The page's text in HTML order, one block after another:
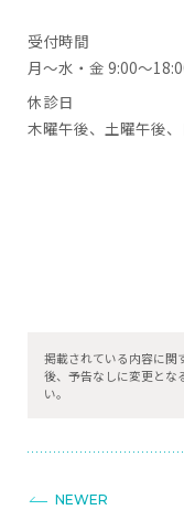
受付時間
月～水・金 9:00～
休診日
木曜午後、土曜午後
掲載されている内容に関
後、予告なしに変更とな
い。
NEWER